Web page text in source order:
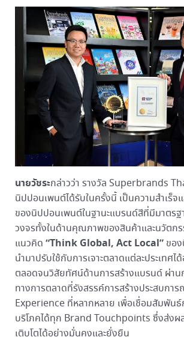
นายวัชระกล่าวว่า รางวัล Superbrands
นิปปอนเพนต์ได้รับในครั้งนี้ เป็นความสำเร็จ
ของนิปปอนเพนต์ในฐานะแบรนด์สีที่มีมาตรฐ
วงจรทั้งในด้านคุณภาพของสินค้าและนวัตก
แนวคิด “Think Global, Act Local” ขอ
นำมาปรับใช้กับการเจาะตลาดแต่ละประเทศไ
ตลอดจนวิสัยทัศน์ด้านการสร้างแบรนด์ ผ่าน
ทางการตลาดที่รังสรรค์การสร้างประสบกา
Experience ที่หลากหลาย เพื่อเชื่อมสัมพัน
บริโภคได้ทุก Brand Touchpoints ซึ่งส่งผ
เติบโตได้อย่างมั่นคงและยั่งยืน